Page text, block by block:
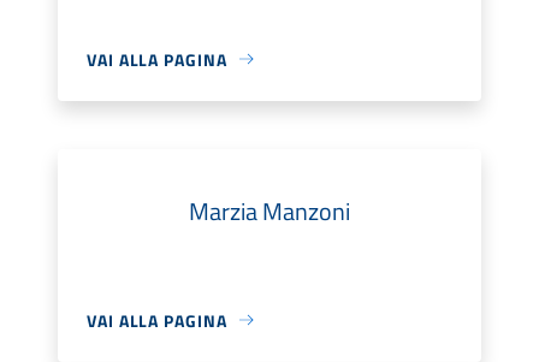
VAI ALLA PAGINA
Marzia Manzoni
VAI ALLA PAGINA